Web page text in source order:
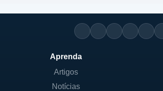
Aprenda
Artigos
Notícias